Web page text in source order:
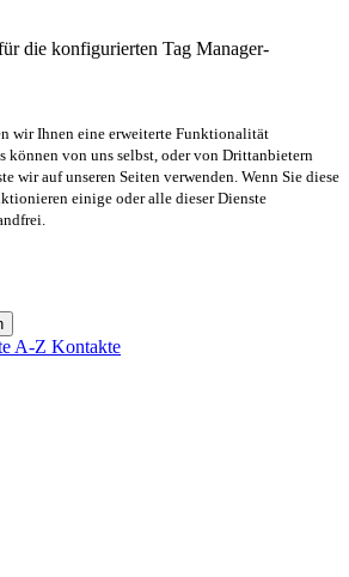
die konfigurierten Tag Manager-
wir Ihnen eine erweiterte Funktionalität
können von uns selbst, oder von Drittanbietern
wir auf unseren Seiten verwenden. Wenn Sie diese
einige oder alle dieser Dienste
A-Z Kontakte